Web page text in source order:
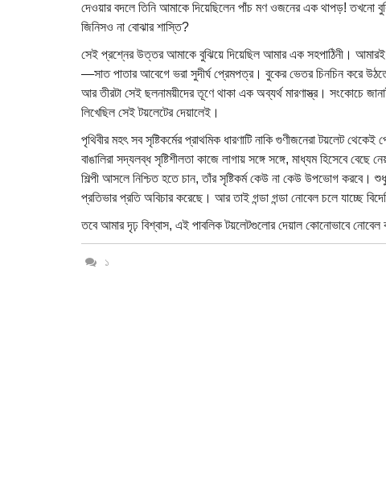
দেওয়ার বদলে তিনি আমাকে দিয়েছিলেন পাঁচ মণ ওজনের এক থাপড়! তখনো
জিনিসও না বোঝার শাস্তি?
সেই প্রশ্নের উত্তর আমাকে বুঝিয়ে দিয়েছিল আমার এক সহপাঠিনী।
—সাত পাতার আবেগে ভরা সুদীর্ঘ প্রেমপত্র। বুকের ভেতর চিনচিন করে
আর তীরটা সেই ছলনাময়ীদের তূণে থাকা এক অব্যর্থ মারণাস্ত্র। সংকোচে
লিখেছিল সেই টয়লেটের দেয়ালেই।
পৃথিবীর মহৎ সব সৃষ্টিকর্মের প্রাথমিক ধারণাটি নাকি গুণীজনেরা টয়লেট
বাঙালিরা সদ্যলব্ধ সৃষ্টিশীলতা কাজে লাগায় সঙ্গে সঙ্গে, মাধ্যম হিসেবে
শিল্পী আসলে নিশ্চিত হতে চান, তাঁর সৃষ্টিকর্ম কেউ না কেউ উপভোগ করবে।
প্রতিভার প্রতি অবিচার করেছে। আর তাই গন্ডা গন্ডা নোবেল চলে যাচ্ছে
তবে আমার দৃঢ় বিশ্বাস, এই পাবলিক টয়লেটগুলোর দেয়াল কোনোভাবে নোবেল
১